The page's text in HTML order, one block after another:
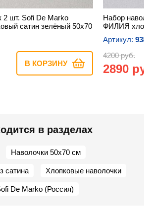
2 шт. Sofi De Marko
сатин зелёный 50х70
В КОРЗИНУ
Набор
ФИЛИЯ
Артикул:
4200 руб.
2890
в разделах
Наволочки 50х70 см
сатина Хлопковые наволочки
De Marko (Россия)